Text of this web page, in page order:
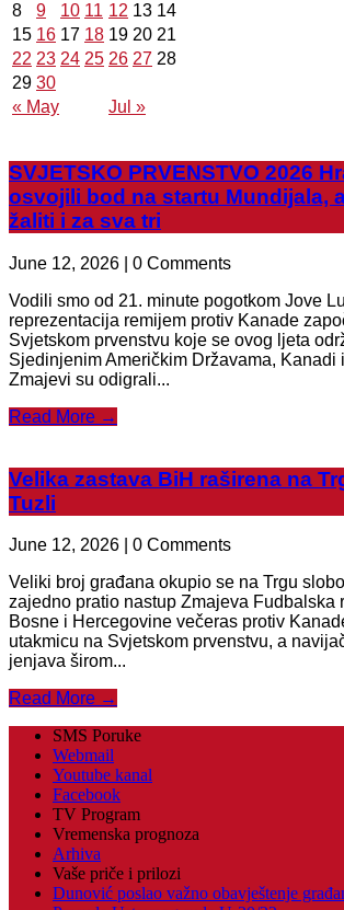
« May Jul »
8
9 10 11 12 13 14
15 16 17 18 19 20 21
22 23 24 25 26 27 28
29 30
SVJETSKO PRVENSTVO 2026
osvojili bod na startu Mundijala,
žaliti i za sva tri
June 12, 2026 | 0 Comments
Vodili smo od 21. minute pogotkom Jove
reprezentacija remijem protiv Kanade
Svjetskom prvenstvu koje se ovog ljeta
Sjedinjenim Američkim Državama, Kanadi
Zmajevi su odigrali...
Read More →
Velika zastava BiH raširena na
Tuzli
June 12, 2026 | 0 Comments
Veliki broj građana okupio se na Trgu
zajedno pratio nastup Zmajeva Fudbalska
Bosne i Hercegovine večeras protiv
utakmicu na Svjetskom prvenstvu, a
jenjava širom...
Read More →
SMS Poruke
Webmail
Youtube kanal
Facebook
TV Program
Vremenska prognoza
Arhiva
Vaše priče i prilozi
Dunović poslao važno obavještenje